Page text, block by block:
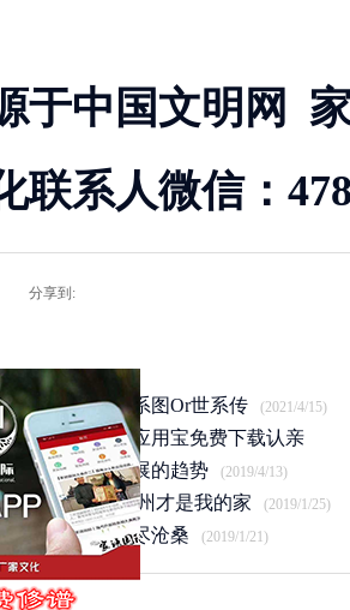
于中国文明网
联系人微信：
分享到:
何仅导家谱世系图Or世系传 (2021/4/15)
台全面开通，应用宝免费下载认亲
是未来谱牒发展的趋势 (2019/4/13)
启寻根之旅 扬州才是我的家 (2019/1/25)
县赵氏宗祠历尽沧桑 (2019/1/21)